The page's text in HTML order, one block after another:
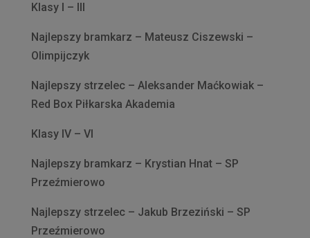
Klasy I – III
Najlepszy bramkarz – Mateusz Ciszewski –
Olimpijczyk
Najlepszy strzelec – Aleksander Maćkowiak –
Red Box Piłkarska Akademia
Klasy IV – VI
Najlepszy bramkarz – Krystian Hnat – SP
Przeźmierowo
Najlepszy strzelec – Jakub Brzeziński – SP
Przeźmierowo